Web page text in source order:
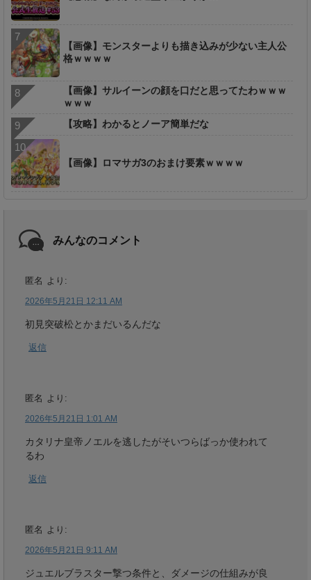
【画像】モンスターよりも描き込みが少ない主人公
格ｗｗｗｗ
【画像】サルイーンの顔を口だと思ってたわｗｗｗ
ｗｗｗ
【攻略】わかるとノーア簡単だな
【画像】ロマサガ3のおまけ要素ｗｗｗｗ
みんなのコメント
匿名 より:
2026年5月21日 12:11 AM
初見突破松とかまだいるんだな
返信
匿名 より:
2026年5月21日 1:01 AM
カタリナ皇帝ノエルを逃したがそいつらばっか使われて
るわ
返信
匿名 より:
2026年5月21日 9:11 AM
ジュエルブラスター撃つ条件と、ダメージの仕組みが良